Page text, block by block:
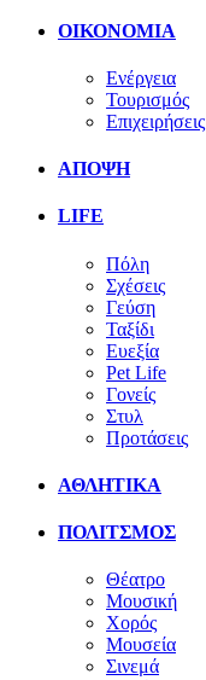
ΟΙΚΟΝΟΜΙΑ
Ενέργεια
Τουρισμός
Επιχειρήσεις
ΑΠΟΨΗ
LIFE
Πόλη
Σχέσεις
Γεύση
Ταξίδι
Ευεξία
Pet Life
Γονείς
Στυλ
Προτάσεις
ΑΘΛΗΤΙΚΑ
ΠΟΛΙΤΣΜΟΣ
Θέατρο
Μουσική
Χορός
Μουσεία
Σινεμά